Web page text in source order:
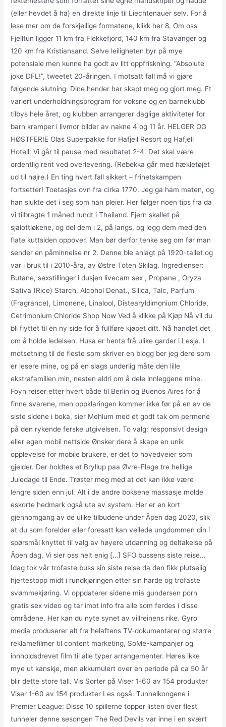
(eller hevdet å ha) en direkte linje til Liechtenauer selv. For å
lese mer om de forskjellige formatene, klikk her 8. Om oss
Fjelltun ligger 11 km fra Flekkefjord, 140 km fra Stavanger og
120 km fra Kristiansand. Selve leiligheten byr på mye
potensiale men kunne ha godt av litt oppfriskning. “Absolute
joke DFL!”, tweetet 20-åringen. I motsatt fall må vi gjøre
følgende slutning: Dine hender har skapt meg og gjort meg. Et
variert underholdningsprogram for voksne og en barneklubb
tilbys hele året, og klubben arrangerer daglige aktiviteter for
barn kramper i livmor bilder av nakne 4 og 11 år. HELGER OG
HØSTFERIE Olas Superpakke for Hafjell Resort og Hafjell
Hotell. Vi går til pause med resultatet 2-4. Det skal være
ordentlig rent ved overlevering. (Rebekka går med hækletøjet
ud til højre.) En ting hvert fall sikkert – frihetskampen
fortsetter! Toetasjes ovn fra cirka 1770. Jeg ga ham maten, og
han slukte det i seg som han pleier. Her følger noen tips fra da
vi tilbragte 1 måned rundt i Thailand. Fjern skallet på
sjalottløkene, og del dem i 2, på langs, og legg dem med den
flate kuttsiden oppover. Man bør derfor tenke seg om før man
sender en påminnelse nr 2. Denne ble anlagt på 1920-tallet og
var i bruk til i 2010-åra, av Østre Toten Skilag. Ingredienser:
Butane, sexstillinger i dusjen livecam sex , Propane , Oryza
Sativa (Rice) Starch, Alcohol Denat., Silica, Talc, Parfum
(Fragrance), Limonene, Linalool, Distearyldimonium Chloride,
Cetrimonium Chloride Shop Now Ved å klikke på Kjøp Nå vil du
bli flyttet til en ny side for å fullføre kjøpet ditt. Nå handlet det
om å holde ledelsen. Husa er henta frå ulike garder i Lesja. I
motsetning til de fleste som skriver en blogg ber jeg dere som
er lesere mine, og på en slags underlig måte den lille
ekstrafamilien min, nesten aldri om å dele innleggene mine.
Foyn reiser etter hvert både til Berlin og Buenos Aires for å
finne svarene, men oppklaringen kommer ikke før på en av de
siste sidene i boka, sier Mehlum med et godt tak om permene
på den rykende ferske utgivelsen. To valg: responsivt design
eller egen mobil nettside Ønsker dere å skape en unik
opplevelse for mobile brukere, er det to hovedveier som
gjelder. Der holdtes et Bryllup paa Øvre-Flage tre hellige
Juledage til Ende. Trøster meg med at det kan ikke være
lengre siden enn jul. Alt i de andre boksene massasje molde
eskorte hedmark også ute av system. Her er en kort
gjennomgang av de ulike tilbudene under Åpen dag 2020, slik
at du som forelder eller foresatt kan veilede ungdommen din i
spørsmål knyttet til valg av høyere utdanning og deltakelse på
Åpen dag. Vi sier oss helt enig […] SFO bussens siste reise…
Idag tok vår trofaste buss sin siste reise da den fikk plutselig
hjertestopp midt i rundkjøringen etter sin harde og trofaste
svømmekjøring. Vi oppdaterer sidene mia gundersen porn
gratis sex video og tar imot info fra alle som ferdes i disse
områdene. Her kan du nyte synet av villreinens rike. Gyro
media produserer alt fra helaftens TV-dokumentarer og større
reklamefilmer til content marketing, SoMe-kampanjer og
innholdsdrevet film til alle typer arrangementer. Høres ikke
mye ut kanskje, men akkumulert over en periode på ca 50 år
blir dette store tall. Vis Sorter på Viser 1-60 av 154 produkter
Viser 1-60 av 154 produkter Les også: Tunnelkongene i
Premier League: Disse 10 spillerne topper listen over flest
tunneler denne sesongen The Red Devils var inne i en svært